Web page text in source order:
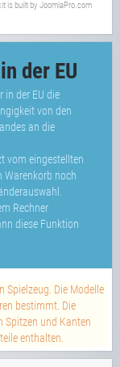
is built by JoomlaPro.com
der EU
in der EU die
von den
an die
vom eingestellten
Warenkorb noch
Rechner
diese Funktion
Spielzeug. Die Modelle
bestimmt. Die
Spitzen und Kanten
enthalten.